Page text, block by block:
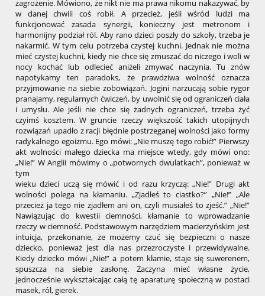
zagrożenie. Mówiono, że nikt nie ma prawa nikomu nakazywać, by
w danej chwili coś robił. A przecież, jeśli wśród ludzi ma
funkcjonować zasada synergii, konieczny jest metronom i
harmonijny podział ról. Aby rano dzieci poszły do szkoły, trzeba je
nakarmić. W tym celu potrzeba czystej kuchni. Jednak nie można
mieć czystej kuchni, kiedy nie chce się zmuszać do niczego i woli w
nocy kochać lub odlecieć aniżeli zmywać naczynia. Tu znów
napotykamy ten paradoks, że prawdziwa wolność oznacza
przyjmowanie na siebie zobowiązań. Jogini narzucają sobie rygor
pranajamy, regularnych ćwiczeń, by uwolnić się od ograniczeń ciała
i umysłu. Ale jeśli nie chce się żadnych ograniczeń, trzeba żyć
czyimś kosztem. W gruncie rzeczy większość takich utopijnych
rozwiązań upadło z racji błędnie postrzeganej wolności jako formy
radykalnego egoizmu. Ego mówi: „Nie muszę tego robić!” Pierwszy
akt wolności małego dziecka ma miejsce wtedy, gdy mówi ono:
„Nie!” W Anglii mówimy o „potwornych dwulatkach”, ponieważ w
tym
wieku dzieci uczą się mówić i od razu krzyczą: „Nie!” Drugi akt
wolności polega na kłamaniu. „Zjadłeś to ciastko?” „Nie!” „Ale
przecież ja tego nie zjadłem ani on, czyli musiałeś to zjeść.” „Nie!”
Nawiązując do kwestii ciemności, kłamanie to wprowadzanie
rzeczy w ciemność. Podstawowym narzędziem macierzyńskim jest
intuicja, przekonanie, że możemy czuć się bezpieczni o nasze
dziecko, ponieważ jest dla nas przezroczyste i przewidywalne.
Kiedy dziecko mówi „Nie!” a potem kłamie, staje się suwerenem,
spuszcza na siebie zasłonę. Zaczyna mieć własne życie,
jednocześnie wykształcając całą tę aparaturę społeczną w postaci
masek, ról, gierek.